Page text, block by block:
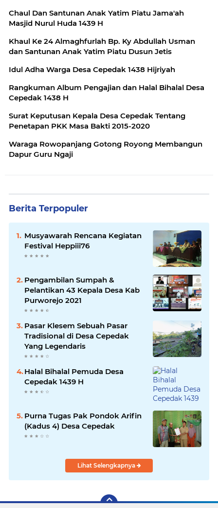
Chaul Dan Santunan Anak Yatim Piatu Jama'ah
Masjid Nurul Huda 1439 H
Khaul Ke 24 Almaghfurlah Bp. Ky Abdullah Usman
dan Santunan Anak Yatim Piatu Dusun Jetis
Idul Adha Warga Desa Cepedak 1438 Hijriyah
Rangkuman Album Pengajian dan Halal Bihalal Desa
Cepedak 1438 H
Surat Keputusan Kepala Desa Cepedak Tentang
Penetapan PKK Masa Bakti 2015-2020
Waraga Rowopanjang Gotong Royong Membangun
Dapur Guru Ngaji
Berita Terpopuler
Musyawarah Rencana Kegiatan
Festival Heppiii76
Pengambilan Sumpah &
Pelantikan 43 Kepala Desa Kab
Purworejo 2021
Pasar Klesem Sebuah Pasar
Tradisional di Desa Cepedak
Yang Legendaris
Halal Bihalal Pemuda Desa
Cepedak 1439 H
Purna Tugas Pak Pondok Arifin
(Kadus 4) Desa Cepedak
Lihat Selengkapnya